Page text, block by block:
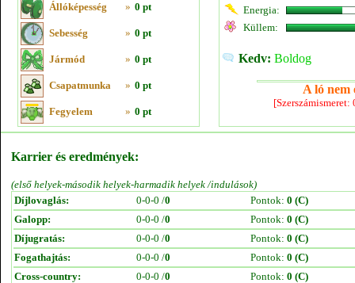
Állóképesség » 0 pt
Sebesség » 0 pt
Jármód » 0 pt
Csapatmunka » 0 pt
Fegyelem » 0 pt
Energia:
Küllem:
Kedv: Boldog
A ló nem
Karrier és eredmények:
(első helyek-második helyek-harmadik helyek /indulások)
Díjlovaglás:
0-0-0 /0 Pontok: 0 (C)
Galopp:
0-0-0 /0 Pontok: 0 (C)
Díjugratás:
0-0-0 /0 Pontok: 0 (C)
Fogathajtás:
0-0-0 /0 Pontok: 0 (C)
Cross-country:
0-0-0 /0 Pontok: 0 (C)